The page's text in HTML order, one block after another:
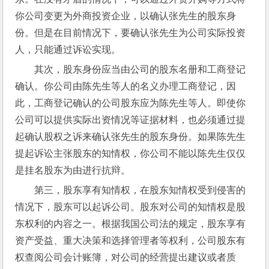
你公司变更为外商投资企业，以确认张先生的股东身
份。但是在目前情况下，要确认张先生为公司实际投资
人，只能通过诉讼实现。
其次，股东身份应当由公司的股东名册和工商登记
确认。你公司由陈先生等人的名义办理工商登记，因
此，工商登记确认的公司股东应为陈先生等人。即使你
公司可以提供实际出资情况等证据材料，也必须通过提
起确认股权之诉来确认张先生的股东身份。如果陈先生
提起诉讼主张股东的知情权，你公司不能以陈先生仅仅
是挂名股东为由进行抗辩。
第三，股东享有知情权，在股东知情权受到侵害的
情况下，股东可以起诉公司。股东对公司的知情权是股
东权利的内容之一。根据我国公司法的规定，股东享有
资产受益、重大决策和选择管理者等权利，公司股东有
权查阅公司会计账簿，对公司的经营提出建议或者质